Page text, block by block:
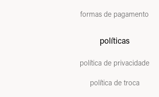
formas de pagamento
políticas
política de privacidade
política de troca